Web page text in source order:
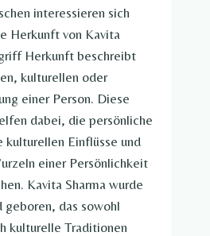
interessieren sich
Herkunft von Kavita
Herkunft beschreibt
kulturellen oder
einer Person. Diese
dabei, die persönliche
kulturellen Einflüsse und
einer Persönlichkeit
Kavita Sharma wurde
geboren, das sowohl
kulturelle Traditionen